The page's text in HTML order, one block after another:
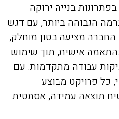
בנייה ירוקה
הגבוהה ביותר, עם דגש
החברה מציעה בטון מוחלק,
בהתאמה אישית, תוך שימוש
עבודה מתקדמות. עם
כל פרויקט מבוצע
תוצאה עמידה, אסתטית